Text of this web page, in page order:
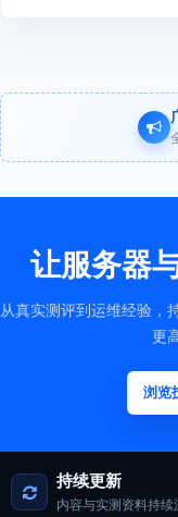
让服务器
从真实测评到运维经验，
更
浏览
持续更新
内容与实测资料持续